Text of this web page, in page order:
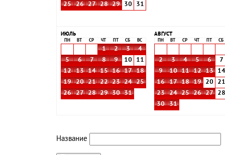
25
26 27 28 29 30 31
ИЮЛЬ
ПН ВТ СР ЧТ СБ ВС
1 2 3
4
5
6 7 8 9 10
11
12
13 14 15 16 17
18
19
20 21 22 23 24
25
26
27 28 29 30 31
АВГУСТ
ПН ВТ СР ЧТ СБ
2
3 4 5 6 7
9
10 11 12 13 14
16
17 18 19 20 21
23
24 25 26 27 28
30
31
Название